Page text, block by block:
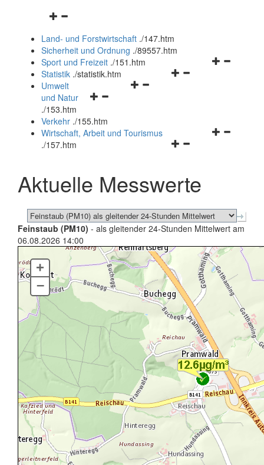
Navigationsmenü
und
schließen
Land- und Forstwirtschaft ./147.htm
Sicherheit und Ordnung ./89557.htm
Navigationsmenü
Sport und Freizeit ./151.htm
Navigationsmenü
Statistik ./statistik.htm
Navigationsmenü
und
schließen
Umwelt
und Natur
./153.htm
Verkehr ./155.htm
Navigationsmenü
schließen
Wirtschaft, Arbeit und Tourismus
./157.htm
Aktuelle Messwerte
Feinstaub (PM10) - als gleitender 24-Stunden Mittelwert am
06.08.2026 14:00
+
–